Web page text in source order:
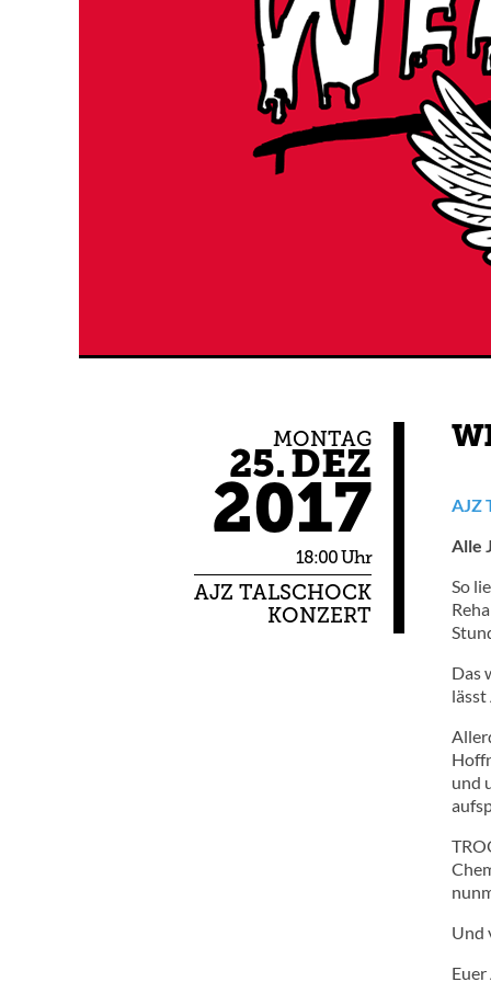
MONTAG
25. DEZ
2017
18:00 Uhr
AJZ TALSCHOCK
KONZERT
AJZ
Alle
So
Das
und
Und
Euer